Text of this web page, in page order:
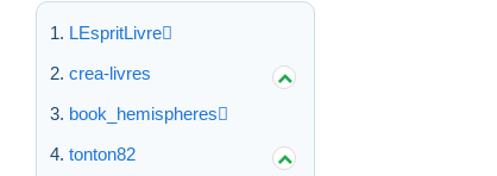
LEspritLivre
crea-livres
book_hemispheres
tonton82